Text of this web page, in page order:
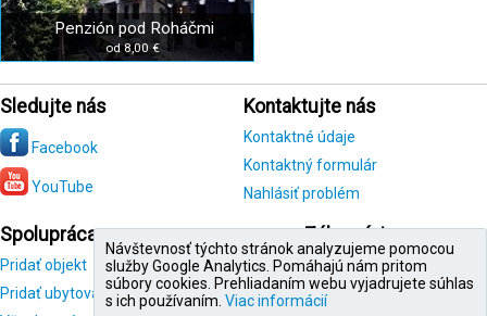
Penzión pod Roháčmi
od 8,00 €
Sledujte nás
Facebook
YouTube
Kontaktujte nás
Kontaktné údaje
Kontaktný formulár
Nahlásiť problém
Spolupráca
Pridať objekt
Pridať ubytovanie
Zákazníci
Registrácia
zákazníka
Návštevnosť týchto stránok analyzujeme pomocou
služby Google Analytics. Pomáhajú nám pritom
súbory cookies. Prehliadaním webu vyjadrujete súhlas
s ich používaním. Viac informácií